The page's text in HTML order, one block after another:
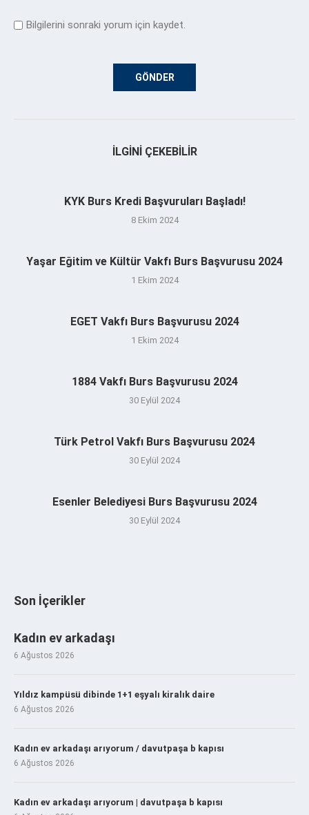
Bilgilerini sonraki yorum için kaydet.
İLGINI ÇEKEBILIR
KYK Burs Kredi Başvuruları Başladı!
8 Ekim 2024
Yaşar Eğitim ve Kültür Vakfı Burs Başvurusu 2024
1 Ekim 2024
EGET Vakfı Burs Başvurusu 2024
1 Ekim 2024
1884 Vakfı Burs Başvurusu 2024
30 Eylül 2024
Türk Petrol Vakfı Burs Başvurusu 2024
30 Eylül 2024
Esenler Belediyesi Burs Başvurusu 2024
30 Eylül 2024
Son İçerikler
Kadın ev arkadaşı
6 Ağustos 2026
Yıldız kampüsü dibinde 1+1 eşyalı kiralık daire
6 Ağustos 2026
Kadın ev arkadaşı arıyorum / davutpaşa b kapısı
6 Ağustos 2026
Kadın ev arkadaşı arıyorum | davutpaşa b kapısı